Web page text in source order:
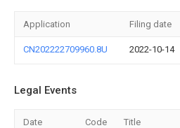
Application Filing date
CN202222709960.8U 2022-10-14
Legal Events
Date Code Title